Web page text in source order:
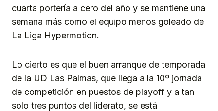
cuarta portería a cero del año y se mantiene una
semana más como el equipo menos goleado de
La Liga Hypermotion.
Lo cierto es que el buen arranque de temporada
de la UD Las Palmas, que llega a la 10º jornada
de competición en puestos de playoff y a tan
solo tres puntos del liderato, se está